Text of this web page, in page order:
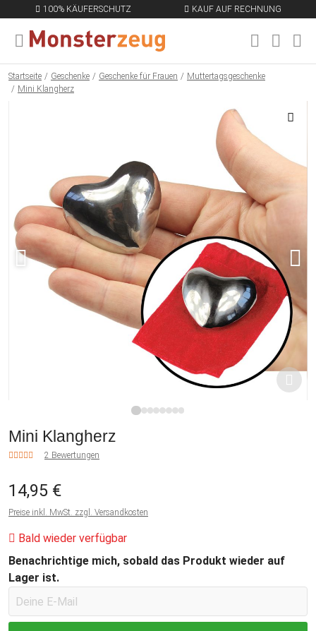
100% KÄUFERSCHUTZ KAUF AUF RECHNUNG
MENÜ SCHLIESSEN
Startseite Geschenke Geschenke für Frauen
Muttertagsgeschenke
Mini Klangherz
Mini Klangherz
2 Bewertungen
14,95 €
Preise inkl. MwSt. zzgl. Versandkosten
Bald wieder verfügbar
Benachrichtige mich, sobald das Produkt wieder auf
Lager ist.